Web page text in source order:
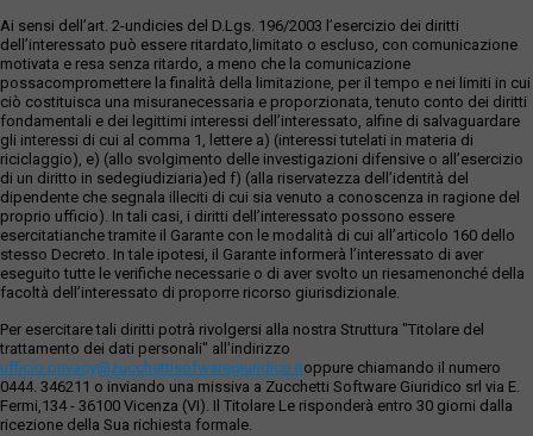
Ai sensi dell’art. 2-undicies del D.Lgs. 196/2003 l’esercizio dei diritti
dell’interessato può essere ritardato,limitato o escluso, con comunicazione
motivata e resa senza ritardo, a meno che la comunicazione
possacompromettere la finalità della limitazione, per il tempo e nei limiti in cui
ciò costituisca una misuranecessaria e proporzionata, tenuto conto dei diritti
fondamentali e dei legittimi interessi dell’interessato, alfine di salvaguardare
gli interessi di cui al comma 1, lettere a) (interessi tutelati in materia di
riciclaggio), e) (allo svolgimento delle investigazioni difensive o all’esercizio
di un diritto in sedegiudiziaria)ed f) (alla riservatezza dell’identità del
dipendente che segnala illeciti di cui sia venuto a conoscenza in ragione del
proprio ufficio). In tali casi, i diritti dell’interessato possono essere
esercitatianche tramite il Garante con le modalità di cui all’articolo 160 dello
stesso Decreto. In tale ipotesi, il Garante informerà l’interessato di aver
eseguito tutte le verifiche necessarie o di aver svolto un riesamenonché della
facoltà dell’interessato di proporre ricorso giurisdizionale.
Per esercitare tali diritti potrà rivolgersi alla nostra Struttura "Titolare del
trattamento dei dati personali" all'indirizzo
ufficio.privacy@zucchettisofwaregiuridico.itoppure chiamando il numero
0444. 346211 o inviando una missiva a Zucchetti Software Giuridico srl via E.
Fermi,134 - 36100 Vicenza (VI). Il Titolare Le risponderà entro 30 giorni dalla
ricezione della Sua richiesta formale.